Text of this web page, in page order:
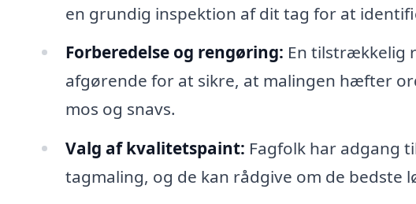
en grundig inspektion af dit tag for at
Forberedelse og rengøring: En tilstrækkelig
afgørende for at sikre, at malingen hæfter
mos og snavs.
Valg af kvalitetspaint: Fagfolk har adgang
tagmaling, og de kan rådgive om de bedste